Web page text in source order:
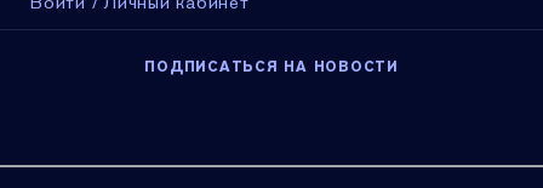
ПОДПИСАТЬСЯ НА НОВОСТИ